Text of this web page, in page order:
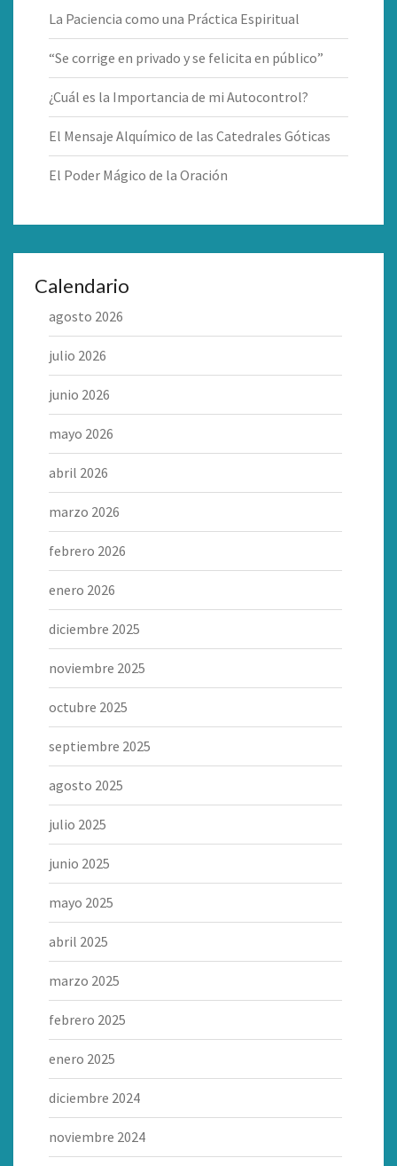
La Paciencia como una Práctica Espiritual
“Se corrige en privado y se felicita en público”
¿Cuál es la Importancia de mi Autocontrol?
El Mensaje Alquímico de las Catedrales Góticas
El Poder Mágico de la Oración
Calendario
agosto 2026
julio 2026
junio 2026
mayo 2026
abril 2026
marzo 2026
febrero 2026
enero 2026
diciembre 2025
noviembre 2025
octubre 2025
septiembre 2025
agosto 2025
julio 2025
junio 2025
mayo 2025
abril 2025
marzo 2025
febrero 2025
enero 2025
diciembre 2024
noviembre 2024